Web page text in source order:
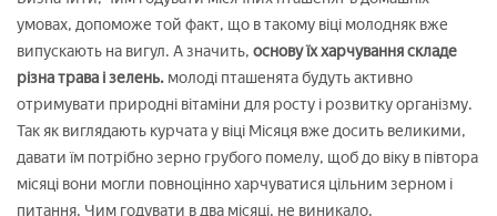
умовах, допоможе той факт, що в такому віці молодняк вже
випускають на вигул. А значить, основу їх харчування складе
різна трава і зелень. молоді пташенята будуть активно
отримувати природні вітаміни для росту і розвитку організму.
Так як виглядають курчата у віці Місяця вже досить великими,
давати їм потрібно зерно грубого помелу, щоб до віку в півтора
місяці вони могли повноцінно харчуватися цільним зерном і
питання, Чим годувати в два місяці, не виникало.